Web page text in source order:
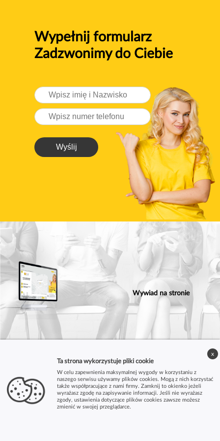
Wypełnij formularz
Zadzwonimy do Ciebie
Wyślij
Wywiad na stronie Dyplom w
Ta strona wykorzystuje pliki cookie
W celu zapewnienia maksymalnej wygody w korzystaniu z
naszego serwisu używamy plików cookies. Mogą z nich korzystać
także współpracujące z nami firmy. Zamknij to okienko jeżeli
wyrażasz zgodę na zapisywanie informacji. Jeśli nie wyrażasz
zgody, ustawienia dotyczące plików cookies zawsze możesz
zmienić w swojej przeglądarce.
x